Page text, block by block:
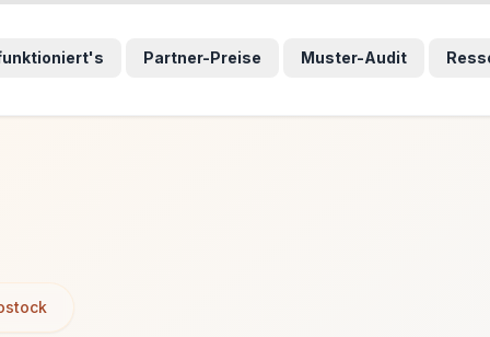
Partner-Preise Muster-Audit